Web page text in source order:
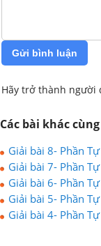
Gửi bình luận
Hãy trở thành người
Các bài khác
Giải bài 8- Phần
sống
Giải bài 7- Phần
sống
Giải bài 6- Phần
sống
Giải bài 5- Phần
sống
Giải bài 4- Phần